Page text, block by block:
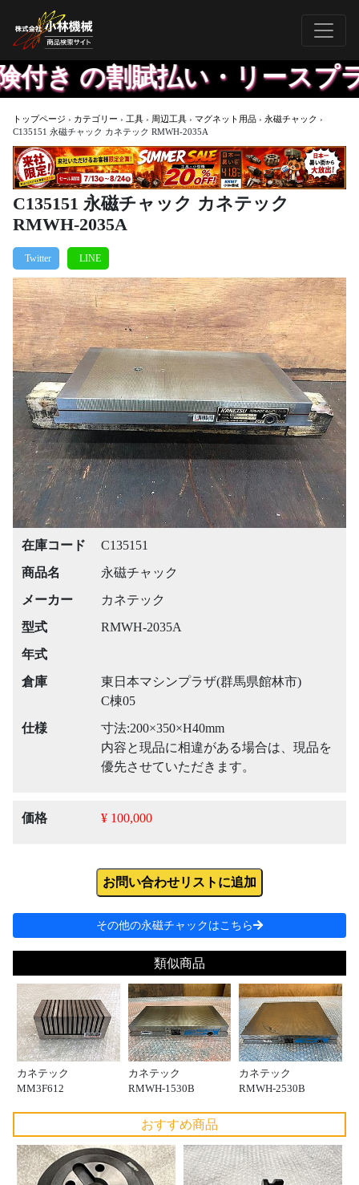
賦払い・リースプラン
トップページ › カテゴリー › 工具 › 周辺工具 › マグネット用品 › 永磁チャック ›
C135151 永磁チャック カネテック RMWH-2035A
C135151 永磁チャック カネテック
RMWH-2035A
Previous Next
在庫コード
C135151
商品名
永磁チャック
メーカー
カネテック
型式
RMWH-2035A
年式
倉庫
東日本マシンプラザ(群馬県館林市)
C棟05
仕様
寸法:200×350×H40mm
内容と現品に相違がある場合は、現品を
優先させていただきます。
価格 ¥ 100,000
お問い合わせリストに追加
その他の永磁チャックはこちら
類似商品
カネテック
MM3F612
カネテック
RMWH-1530B
カネテック
RMWH-2530B
おすすめ商品